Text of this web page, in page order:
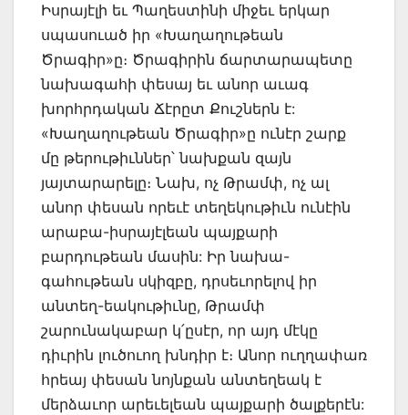
Իսրայէլի եւ Պաղեստինի միջեւ երկար
սպասուած իր «Խաղաղութեան
Ծրագիր»ը։ Ծրագիրին ճարտարապետը
նախագահի փեսայ եւ անոր աւագ
խորհրդական Ճէրըտ Քուշներն է:
«Խաղաղութեան Ծրագիր»ը ունէր շարք
մը թերութիւններ՝ նախքան զայն
յայտարարելը։ Նախ, ոչ Թրամփ, ոչ ալ
անոր փեսան որեւէ տեղեկութիւն ունէին
արաբա-իսրայէլեան պայքարի
բարդութեան մասին: Իր նախա-
գահութեան սկիզբը, դրսեւորելով իր
անտեղ-եակութիւնը, Թրամփ
շարունակաբար կ՛ըսէր, որ այդ մէկը
դիւրին լուծուող խնդիր է։ Անոր ուղղափառ
հրեայ փեսան նոյնքան անտեղեակ է
մերձաւոր արեւելեան պայքարի ծալքերէն: